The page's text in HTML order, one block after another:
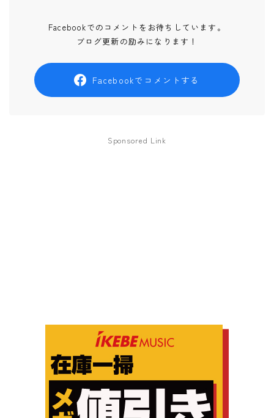
Facebookでのコメントをお待ちしています。
ブログ更新の励みになります！
Facebookでコメントする
Sponsored Link